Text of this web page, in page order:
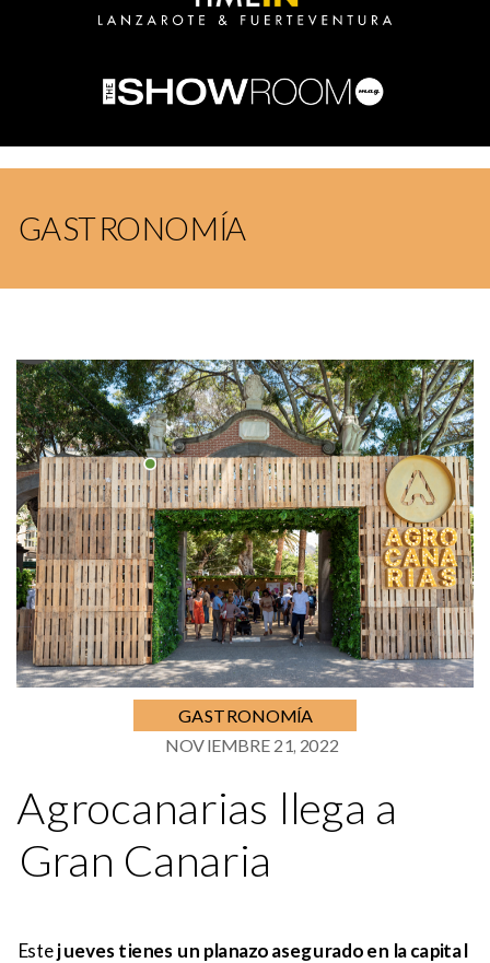
GASTRONOMÍA
GASTRONOMÍA
NOVIEMBRE 21, 2022
Agrocanarias llega a
Gran Canaria
Estejueves tienes un planazo asegurado en la capital